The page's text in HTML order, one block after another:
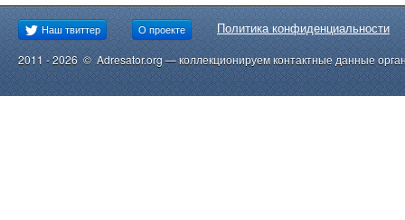
Наш твиттер О проекте Политика конфиденциальности
2011 - 2026 © Adresator.org — коллекционируем контактные данные